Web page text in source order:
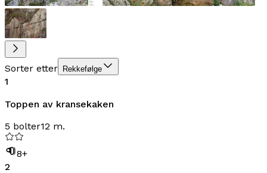
Sorter etter Rekkefølge
1
Toppen av kransekaken
5 bolter12 m.
8+
2